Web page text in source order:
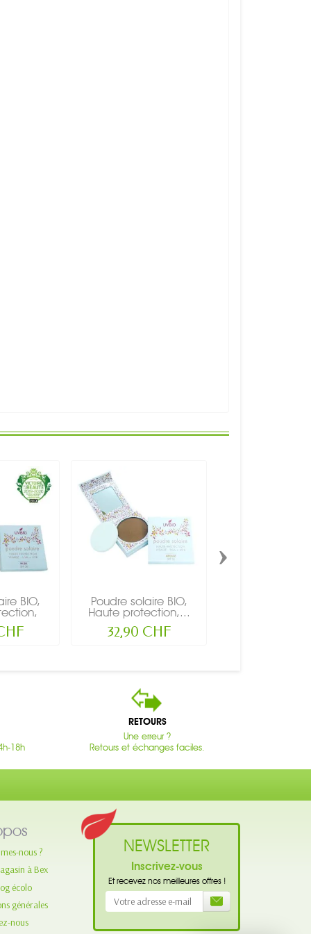
BIO,
Poudre solaire BIO,
Haute protection,...
32,90 CHF
›
18h
RETOURS
Une erreur ?
Retours et échanges faciles.
nous ?
à Bex
écolo
générales
nous
NEWSLETTER
Inscrivez-vous
Et recevez nos meilleures offres !